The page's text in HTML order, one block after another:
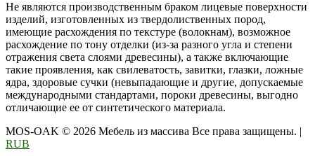
Не являются производственным браком лицевые поверхности
изделий, изготовленных из твердолиственных пород,
имеющие расхождения по текстуре (волокнам), возможное
расхождение по тону отделки (из-за разного угла и степени
отражения света слоями древесины), а также включающие
такие проявления, как свилеватость, завитки, глазки, ложные
ядра, здоровые сучки (невыпадающие и другие, допускаемые
международными стандартами, пороки древесины, выгодно
отличающие ее от синтетического материала.
MOS-OAK © 2026 Мебель из массива Все права защищены. |
RUB